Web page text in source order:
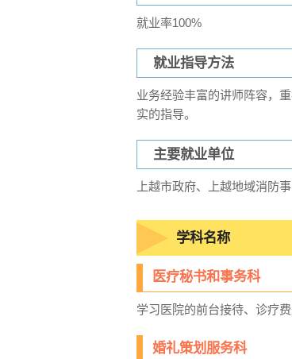
就业率100%
就业指导方法
业务经验丰富的讲师阵容，
实的指导。
主要就业单位
上越市政府、上越地域消防
学科名称
医疗秘书和事务科
学习医院的前台接待、诊疗
婚礼策划服务科